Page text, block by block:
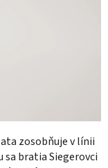
zosobňuje v línii
sa bratia Siegerovci